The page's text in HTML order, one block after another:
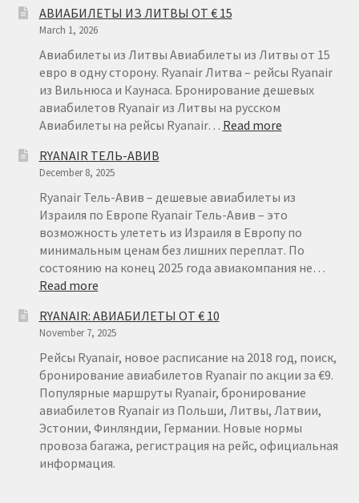
ИЗ
НА
КАНАРСКИЕ
ОСТРОВА
АВИАБИЛЕТЫ ИЗ ЛИТВЫ ОТ € 15
March 1, 2026
Авиабилеты из Литвы Авиабилеты из Литвы от 15
евро в одну сторону. Ryanair Литва – рейсы Ryanair
из Вильнюса и Каунаса. Бронирование дешевых
авиабилетов Ryanair из Литвы на русском
Авиабилеты на рейсы Ryanair… Read more:
ОТ
€
15
RYANAIR ТЕЛЬ-АВИВ
December 8, 2025
Ryanair Тель-Авив – дешевые авиабилеты из
Израиля по Европе Ryanair Тель-Авив – это
возможность улететь из Израиля в Европу по
минимальным ценам без лишних переплат. По
состоянию на конец 2025 года авиакомпания не…
Read more:
ТЕЛЬ-
АВИВ
RYANAIR: АВИАБИЛЕТЫ ОТ € 10
November 7, 2025
Рейсы Ryanair, новое расписание на 2018 год, поиск,
бронирование авиабилетов Ryanair по акции за €9.
Популярные маршруты Ryanair, бронирование
авиабилетов Ryanair из Польши, Литвы, Латвии,
Эстонии, Финляндии, Германии. Новые нормы
провоза багажа, регистрация на рейс, официальная
информация.